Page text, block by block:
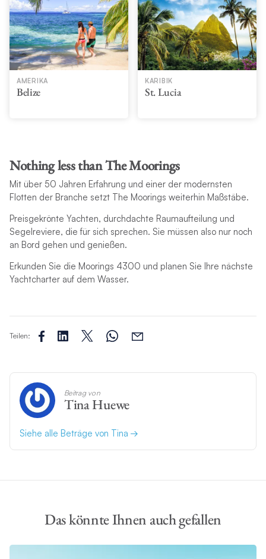
AMERIKA
Belize
KARIBIK
St. Lucia
Nothing less than The Moorings
Mit über 50 Jahren Erfahrung und einer der modernsten
Flotten der Branche setzt The Moorings weiterhin Maßstäbe.
Preisgekrönte Yachten, durchdachte Raumaufteilung und
Segelreviere, die für sich sprechen. Sie müssen also nur noch
an Bord gehen und genießen.
Erkunden Sie die Moorings 4300 und planen Sie Ihre nächste
Yachtcharter auf dem Wasser.
Teilen:
Beitrag von
Tina Huewe
Siehe alle Beträge von Tina
Das könnte Ihnen auch gefallen